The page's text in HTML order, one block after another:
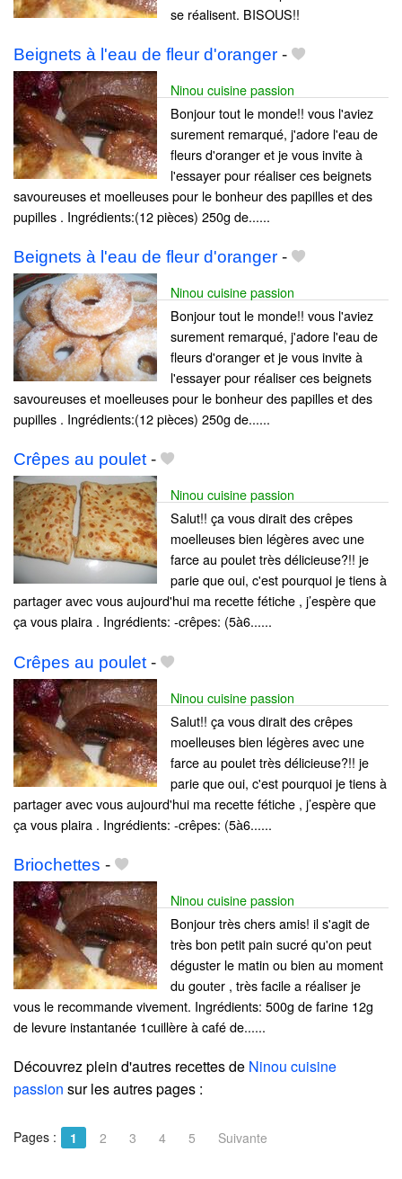
se réalisent. BISOUS!!
Beignets à l'eau de fleur d'oranger -
Ninou cuisine passion
Bonjour tout le monde!! vous l'aviez
surement remarqué, j'adore l'eau de
fleurs d'oranger et je vous invite à
l'essayer pour réaliser ces beignets
savoureuses et moelleuses pour le bonheur des papilles et des
pupilles . Ingrédients:(12 pièces) 250g de......
Beignets à l'eau de fleur d'oranger -
Ninou cuisine passion
Bonjour tout le monde!! vous l'aviez
surement remarqué, j'adore l'eau de
fleurs d'oranger et je vous invite à
l'essayer pour réaliser ces beignets
savoureuses et moelleuses pour le bonheur des papilles et des
pupilles . Ingrédients:(12 pièces) 250g de......
Crêpes au poulet-
Ninou cuisine passion
Salut!! ça vous dirait des crêpes
moelleuses bien légères avec une
farce au poulet très délicieuse?!! je
parie que oui, c'est pourquoi je tiens à
partager avec vous aujourd'hui ma recette fétiche , j’espère que
ça vous plaira . Ingrédients: -crêpes: (5à6......
Crêpes au poulet -
Ninou cuisine passion
Salut!! ça vous dirait des crêpes
moelleuses bien légères avec une
farce au poulet très délicieuse?!! je
parie que oui, c'est pourquoi je tiens à
partager avec vous aujourd'hui ma recette fétiche , j’espère que
ça vous plaira . Ingrédients: -crêpes: (5à6......
Briochettes -
Ninou cuisine passion
Bonjour très chers amis! il s'agit de
très bon petit pain sucré qu'on peut
déguster le matin ou bien au moment
du gouter , très facile a réaliser je
vous le recommande vivement. Ingrédients: 500g de farine 12g
de levure instantanée 1cuillère à café de......
Découvrez plein d'autres recettes de Ninou cuisine
passion sur les autres pages :
Pages : 1 2 3 4 5 Suivante